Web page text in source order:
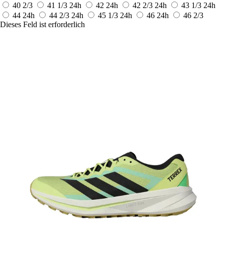
40 2/3
41 1/3 24h 42 24h 42 2/3 24h 43 1/3 24h
44 24h 44 2/3 24h 45 1/3 24h 46 24h
46 2/3
Dieses Feld ist erforderlich